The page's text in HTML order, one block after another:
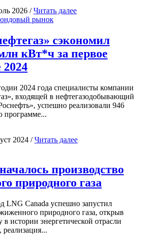
2026 /Читать далее
рынок
сэкономил
кВт*ч за первое
2024
2024 года специалисты компании
входящей в нефтегазодобывающий
успешно реализовали 946
программе...
2024 /Читать далее
производство
природного газа
LNG Canada успешно запустил
природного газа, открыв
истории энергетической отрасли